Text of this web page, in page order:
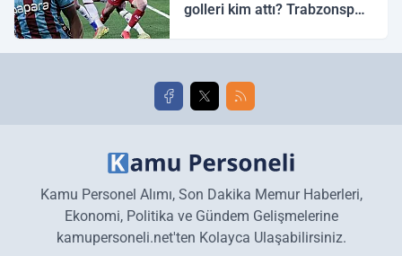
golleri kim attı? Trabzonspor
golleri!
Kamu Personel Alımı, Son Dakika Memur Haberleri,
Ekonomi, Politika ve Gündem Gelişmelerine
kamupersoneli.net'ten Kolayca Ulaşabilirsiniz.